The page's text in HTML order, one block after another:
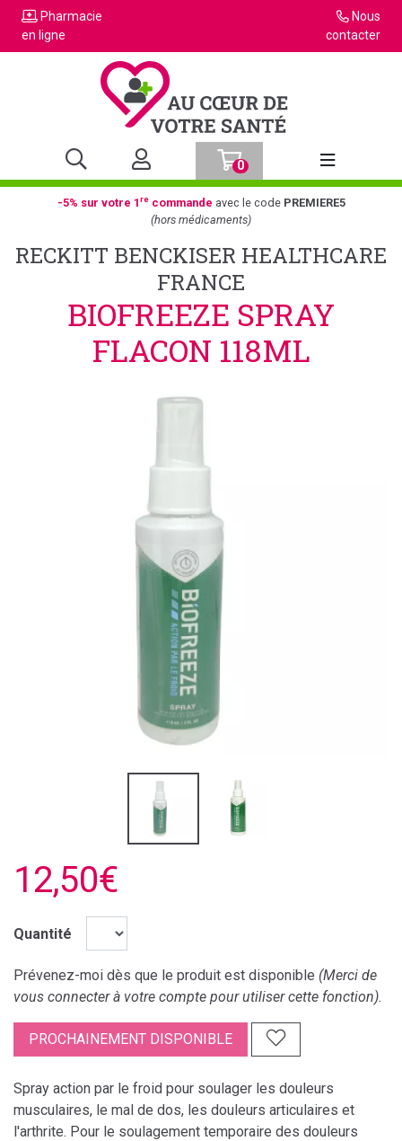
Pharmacie
en ligne
Nous
contacter
0
Afficher la
-5% sur votre 1recommande avec le code PREMIERE5
(hors médicaments)
RECKITT BENCKISER HEALTHCARE
FRANCE
BIOFREEZE SPRAY
FLACON 118ML
12,50€
Quantité
Prévenez-moi dès que le produit est disponible (Merci de
vous connecter à votre compte pour utiliser cette fonction).
PROCHAINEMENT DISPONIBLE
Spray action par le froid pour soulager les douleurs
musculaires, le mal de dos, les douleurs articulaires et
l'arthrite. Pour le soulagement temporaire des douleurs